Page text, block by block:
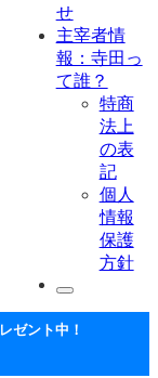
せ
主宰者情
報：寺田っ
て誰？
特商
法上
の表
記
個人
情報
保護
方針
ゼント中！